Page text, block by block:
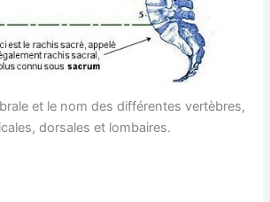
et le nom des différentes vertèbres,
dorsales et lombaires.